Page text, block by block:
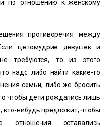
по отношению к женскому
противоречия между
целомудрие девушек и
требуются, то из этого
надо либо найти какие-то
семьи, либо же бросить
чтобы дети рождались лишь
кто-нибудь предложит, чтобы
отношения оставались